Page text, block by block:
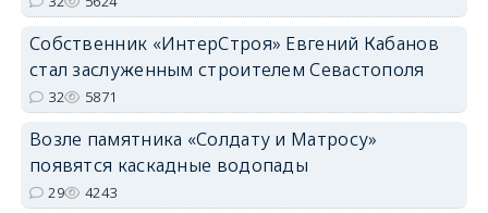
Собственник «ИнтерСтроя» Евгений Кабанов
стал заслуженным строителем Севастополя
32 5871
Возле памятника «Солдату и Матросу»
появятся каскадные водопады
29 4243